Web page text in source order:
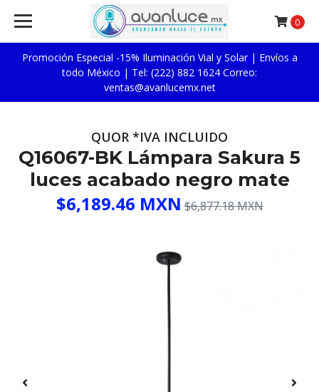
Promoción Especial -15% Iluminación Vial y Solar | Envíos a
todo México | Tel: (222) 882 1624 Correo:
ventas@avanlucemx.net
0
QUOR *IVA INCLUIDO
Q16067-BK Lámpara Sakura 5
luces acabado negro mate
$6,189.46 MXN $6,877.18 MXN